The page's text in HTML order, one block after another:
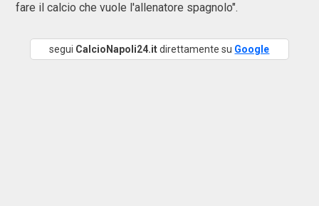
fare il calcio che vuole l'allenatore spagnolo".
segui CalcioNapoli24.itdirettamente su Google